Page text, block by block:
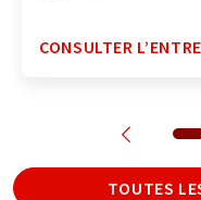
CONSULTER
TOUTES